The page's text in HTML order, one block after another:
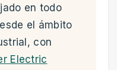
en todo
el ámbito
con
Electric